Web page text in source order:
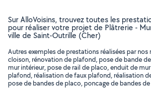
Sur AlloVoisins, trouvez toutes les
pour réaliser votre projet de Plâtrerie -
ville de Saint-Outrille (Cher)
Autres exemples de prestations réalisées par
cloison, rénovation de plafond, pose de bande
mur intérieur, pose de rail de placo, enduit de
plafond, réalisation de faux plafond, réalisation
pose de bandes de placo, poncage de bandes